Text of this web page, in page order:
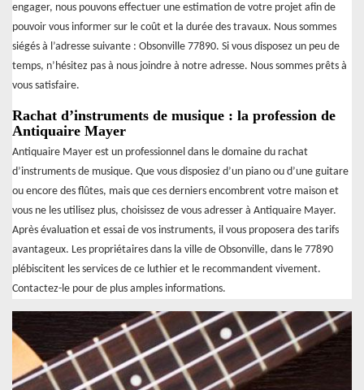
engager, nous pouvons effectuer une estimation de votre projet afin de
pouvoir vous informer sur le coût et la durée des travaux. Nous sommes
siégés à l’adresse suivante : Obsonville 77890. Si vous disposez un peu de
temps, n’hésitez pas à nous joindre à notre adresse. Nous sommes prêts à
vous satisfaire.
Rachat d’instruments de musique : la profession de
Antiquaire Mayer
Antiquaire Mayer est un professionnel dans le domaine du rachat
d’instruments de musique. Que vous disposiez d’un piano ou d’une guitare
ou encore des flûtes, mais que ces derniers encombrent votre maison et
vous ne les utilisez plus, choisissez de vous adresser à Antiquaire Mayer.
Après évaluation et essai de vos instruments, il vous proposera des tarifs
avantageux. Les propriétaires dans la ville de Obsonville, dans le 77890
plébiscitent les services de ce luthier et le recommandent vivement.
Contactez-le pour de plus amples informations.